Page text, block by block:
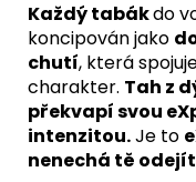
Každý tabákdo
koncipován jako
chutí, která
charakter. Tah z
překvapí svou
intenzitou.Je to
nenechá tě